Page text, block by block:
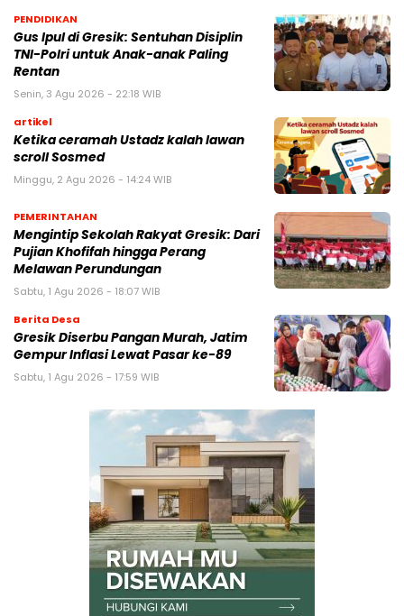
PENDIDIKAN
Gus Ipul di Gresik: Sentuhan Disiplin
TNI-Polri untuk Anak-anak Paling
Rentan
Senin, 3 Agu 2026 - 22:18 WIB
artikel
Ketika ceramah Ustadz kalah lawan
scroll Sosmed
Minggu, 2 Agu 2026 - 14:24 WIB
PEMERINTAHAN
Mengintip Sekolah Rakyat Gresik: Dari
Pujian Khofifah hingga Perang
Melawan Perundungan
Sabtu, 1 Agu 2026 - 18:07 WIB
Berita Desa
Gresik Diserbu Pangan Murah, Jatim
Gempur Inflasi Lewat Pasar ke-89
Sabtu, 1 Agu 2026 - 17:59 WIB